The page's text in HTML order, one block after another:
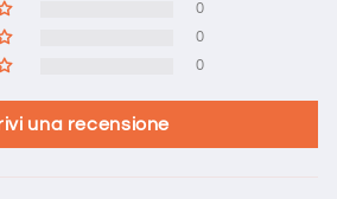
0
0
0
una recensione